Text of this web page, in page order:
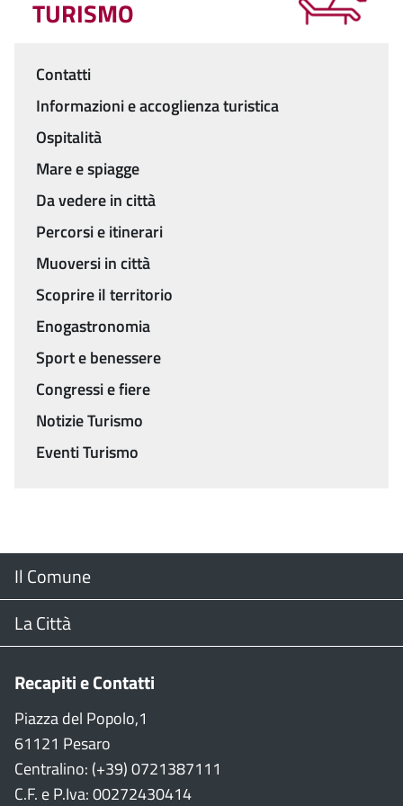
TURISMO
Menu
Contatti
Informazioni e accoglienza turistica
Ospitalità
Mare e spiagge
Da vedere in città
Percorsi e itinerari
Muoversi in città
Scoprire il territorio
Enogastronomia
Sport e benessere
Congressi e fiere
Notizie Turismo
Eventi Turismo
Menu
Footer
Il Comune
Il Sindaco
Consiglio Comunale
CON
La Città
Web Cam
Stradario
WiFi
Recapiti e Contatti
Piazza del Popolo,1
61121 Pesaro
Centralino: (+39) 0721387111
C.F. e P.Iva: 00272430414